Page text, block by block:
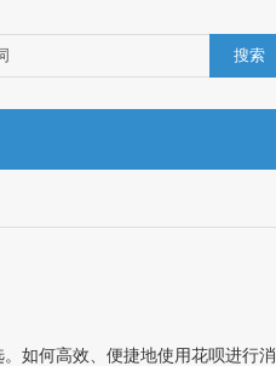
搜索
如何高效、便捷地使用花呗进行消